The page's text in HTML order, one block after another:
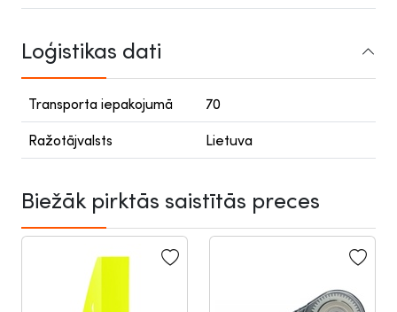
Loģistikas dati
Transporta iepakojumā 70
Ražotājvalsts Lietuva
Biežāk pirktās saistītās preces